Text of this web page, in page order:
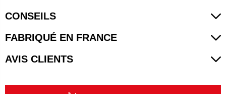
CONSEILS
FABRIQUÉ EN FRANCE
AVIS CLIENTS